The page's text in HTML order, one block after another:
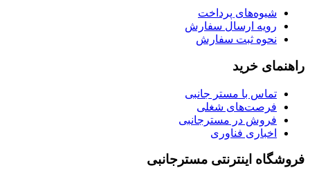
شیوه‌های پرداخت
رویه ارسال سفارش
نحوه ثبت سفارش
راهنمای خرید
تماس با مستر جانبی
فرصت‌های شغلی
فروش در مسترجانبی
اخباری فناوری
فروشگاه اینترنتی مسترجانبی